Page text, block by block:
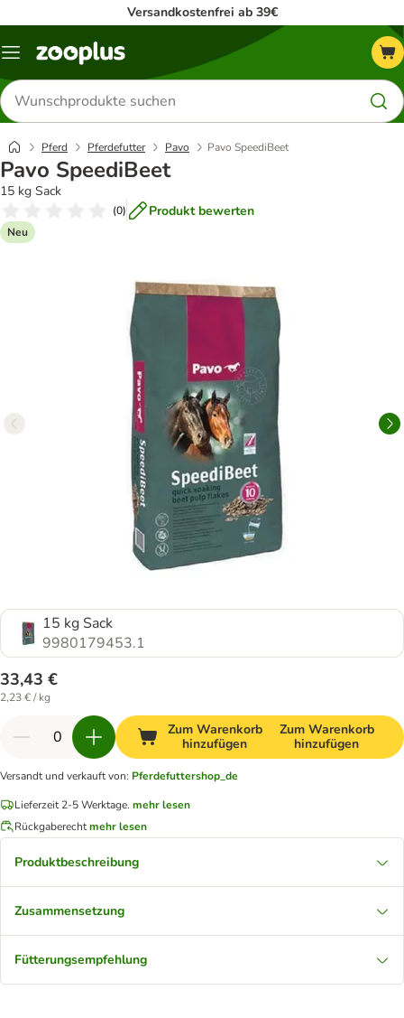
Versandkostenfrei ab 39€
Menü
Produkte
suchen
Pferd Pferdefutter Pavo Pavo SpeediBeet
Pavo SpeediBeet
15 kg Sack
(0) Produkt bewerten
Neu
15 kg Sack
9980179453.1
33,43 €
2,23 € / kg
Zum Warenkorb
hinzufügen
Zum Warenkorb
hinzufügen
Versandt und verkauft von: Pferdefuttershop_de
Lieferzeit 2-5 Werktage. mehr lesen
Rückgaberechtmehr lesen
Produktbeschreibung
Zusammensetzung
Fütterungsempfehlung